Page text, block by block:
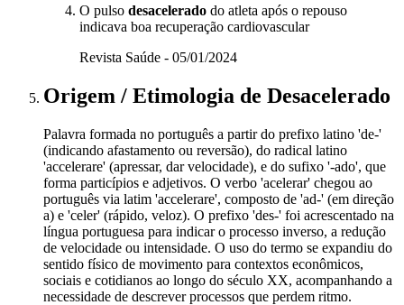
O pulso desacelerado do atleta após o repouso
indicava boa recuperação cardiovascular
Revista Saúde - 05/01/2024
Origem / Etimologia de Desacelerado
Palavra formada no português a partir do prefixo latino 'de-'
(indicando afastamento ou reversão), do radical latino
'accelerare' (apressar, dar velocidade), e do sufixo '-ado', que
forma particípios e adjetivos. O verbo 'acelerar' chegou ao
português via latim 'accelerare', composto de 'ad-' (em direção
a) e 'celer' (rápido, veloz). O prefixo 'des-' foi acrescentado na
língua portuguesa para indicar o processo inverso, a redução
de velocidade ou intensidade. O uso do termo se expandiu do
sentido físico de movimento para contextos econômicos,
sociais e cotidianos ao longo do século XX, acompanhando a
necessidade de descrever processos que perdem ritmo.